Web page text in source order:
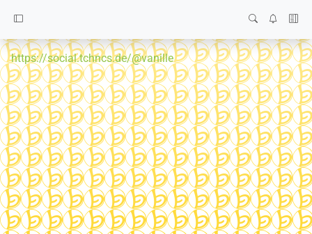
https://social.tchncs.de/@vanille